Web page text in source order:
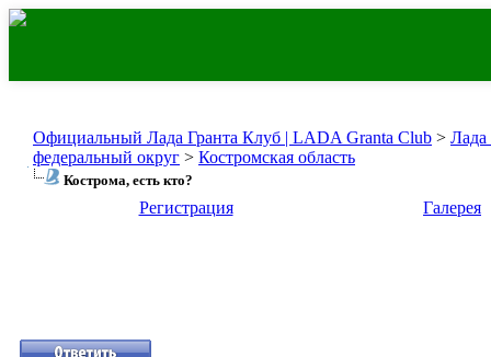
Официальный Лада Гранта Клуб | LADA Granta Club > Лада
федеральный округ > Костромская область
Кострома, есть кто?
Регистрация Галерея